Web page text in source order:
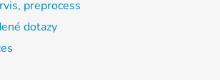
preprocess
dotazy